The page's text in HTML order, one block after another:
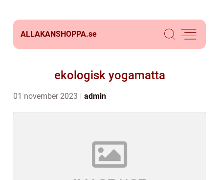
ALLAKANSHOPPA.se
ekologisk yogamatta
01 november 2023 admin